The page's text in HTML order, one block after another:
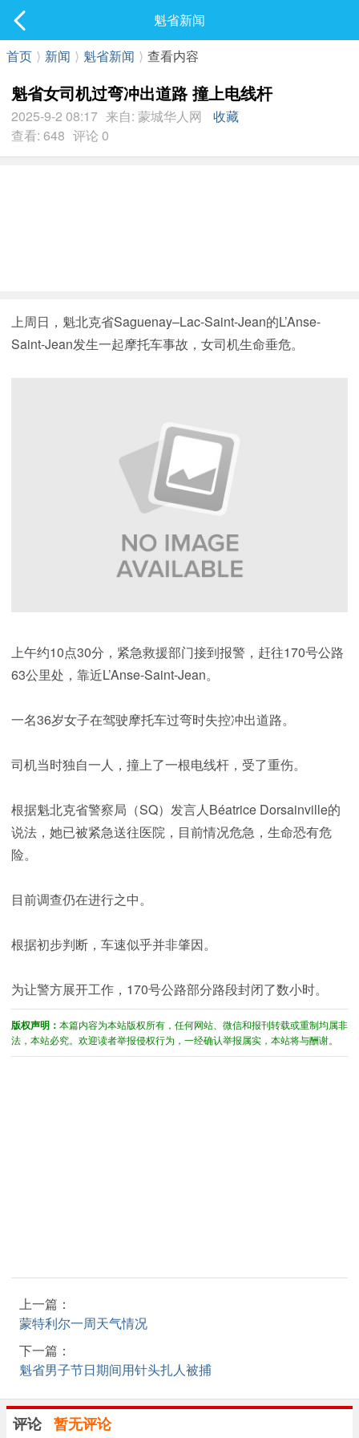
最新发表
魁省新闻
首页 ⟩ 新闻 ⟩ 魁省新闻 ⟩ 查看内容
魁省女司机过弯冲出道路 撞上电线杆
2025-9-2 08:17 来自: 蒙城华人网
收藏
查看: 648 评论 0
上周日，魁北克省Saguenay–Lac-Saint-Jean的L’Anse-
Saint-Jean发生一起摩托车事故，女司机生命垂危。
上午约10点30分，紧急救援部门接到报警，赶往170号公路
63公里处，靠近L’Anse-Saint-Jean。
一名36岁女子在驾驶摩托车过弯时失控冲出道路。
司机当时独自一人，撞上了一根电线杆，受了重伤。
根据魁北克省警察局（SQ）发言人Béatrice Dorsainville的
说法，她已被紧急送往医院，目前情况危急，生命恐有危
险。
目前调查仍在进行之中。
根据初步判断，车速似乎并非肇因。
为让警方展开工作，170号公路部分路段封闭了数小时。
版权声明： 本篇内容为本站版权所有，任何网站、微信和报刊转载或重制均属非
法，本站必究。欢迎读者举报侵权行为，一经确认举报属实，本站将与酬谢。
上一篇：
蒙特利尔一周天气情况
下一篇：
魁省男子节日期间用针头扎人被捕
评论 暂无评论